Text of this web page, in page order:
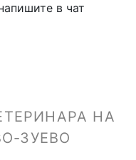
в чат
НА
ЗУЕВО